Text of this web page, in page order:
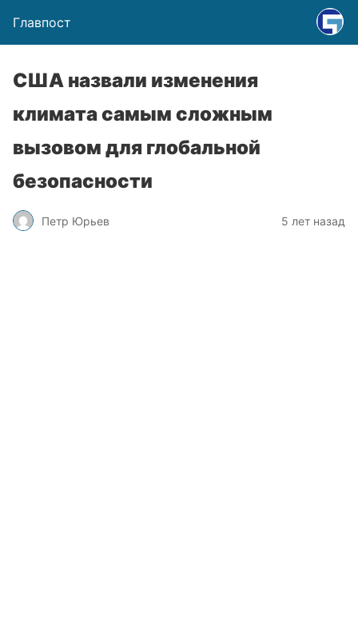
Главпост
США назвали изменения
климата самым сложным
вызовом для глобальной
безопасности
Петр Юрьев 5 лет назад